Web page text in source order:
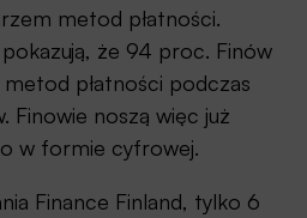
metod płatności.
że 94 proc. Finów
płatności podczas
Finowie noszą więc już
w formie cyfrowej.
Finance Finland, tylko 6